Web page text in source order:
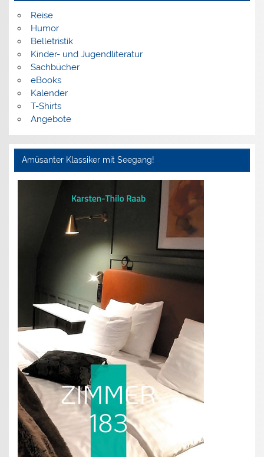
Reise
Humor
Belletristik
Kinder- und Jugendliteratur
Sachbücher
eBooks
Kalender
T-Shirts
Angebote
Amüsanter Klassiker mit Seegang!